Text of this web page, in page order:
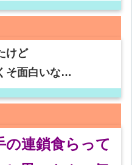
けど
そ面白いな…
連鎖食らって